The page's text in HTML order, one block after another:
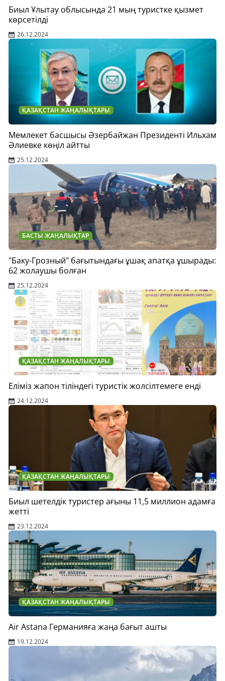
Биыл Ұлытау облысында 21 мың туристке қызмет
көрсетілді
26.12.2024
ҚАЗАҚСТАН ЖАҢАЛЫҚТАРЫ
Мемлекет басшысы Әзербайжан Президенті Ильхам
Әлиевке көңіл айтты
25.12.2024
БАСТЫ ЖАҢАЛЫҚТАР
"Баку-Грозный" бағытындағы ұшақ апатқа ұшырады:
62 жолаушы болған
25.12.2024
ҚАЗАҚСТАН ЖАҢАЛЫҚТАРЫ
Еліміз жапон тіліндегі туристік жолсілтемеге енді
24.12.2024
ҚАЗАҚСТАН ЖАҢАЛЫҚТАРЫ
Биыл шетелдік туристер ағыны 11,5 миллион адамға
жетті
23.12.2024
ҚАЗАҚСТАН ЖАҢАЛЫҚТАРЫ
Air Astana Германияға жаңа бағыт ашты
19.12.2024